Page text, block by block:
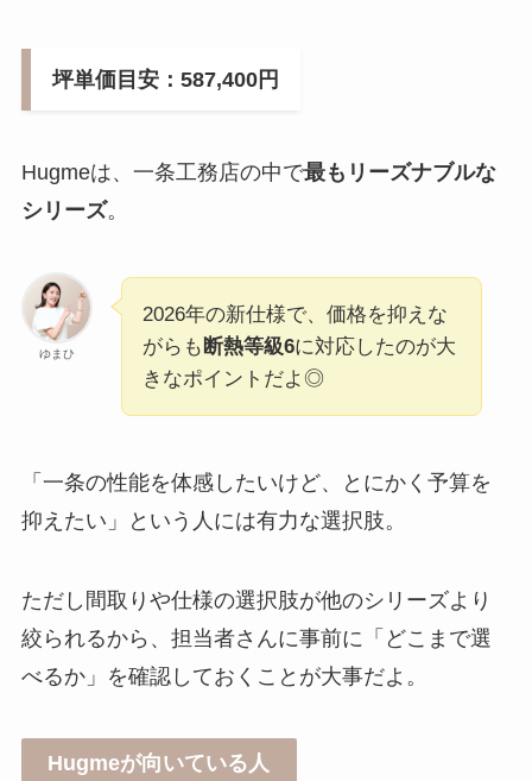
坪単価目安：587,400円
Hugmeは、一条工務店の中で最もリーズナブルな
シリーズ。
ゆまひ
2026年の新仕様で、価格を抑えな
がらも 断熱等級6に対応したのが大
きなポイントだよ◎
「一条の性能を体感したいけど、とにかく予算を
抑えたい」という人には有力な選択肢。
ただし間取りや仕様の選択肢が他のシリーズより
絞られるから、担当者さんに事前に「どこまで選
べるか」を確認しておくことが大事だよ。
Hugmeが向いている人